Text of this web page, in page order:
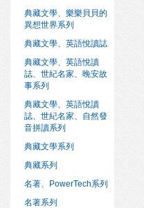
典藏文學、樂樂貝貝的
異想世界系列
典藏文學、英語悅讀誌
典藏文學、英語悅讀
誌、世紀名家、晚安故
事系列
典藏文學、英語悅讀
誌、世紀名家、自然發
音拼讀系列
典藏文學系列
典藏系列
名著、PowerTech系列
名著系列